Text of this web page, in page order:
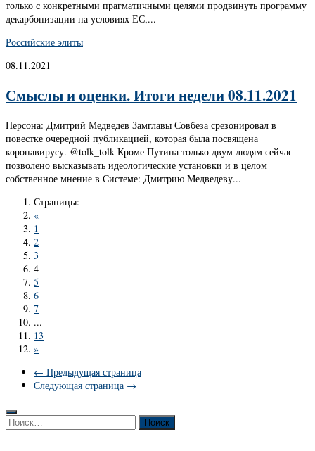
только с конкретными прагматичными целями продвинуть программу
декарбонизации на условиях ЕС,...
Российские элиты
08.11.2021
Смыслы и оценки. Итоги недели 08.11.2021
Персона: Дмитрий Медведев Замглавы Совбеза срезонировал в
повестке очередной публикацией, которая была посвящена
коронавирусу. @tolk_tolk Кроме Путина только двум людям сейчас
позволено высказывать идеологические установки и в целом
собственное мнение в Системе: Дмитрию Медведеву...
Страницы:
«
1
2
3
4
5
6
7
...
13
»
← Предыдущая страница
Следующая страница →
Найти: